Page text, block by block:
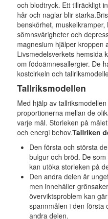
och blodtryck. Ett tillräckligt
hår och naglar blir
benskörhet, muskelkramper,
sömnsvårigheter och
magnesium hjälper kroppen
Livsmedelsverkets hemsida
om födoämnesallergier. De
kostcirkeln och
Tallriksmodellen
Med hjälp av
proportionerna mellan de
varje mål. Storleken på
och energi behov.Tallriken
Den första och största
bulgur och bröd. De
kan utöka storleken på
Den andra delen är
men innehåller
överviktsproblem kan
spannmålen i den första
andra delen.